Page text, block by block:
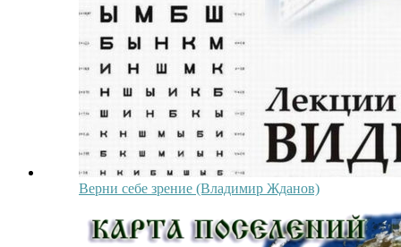
Верни себе зрение (Владимир Жданов)